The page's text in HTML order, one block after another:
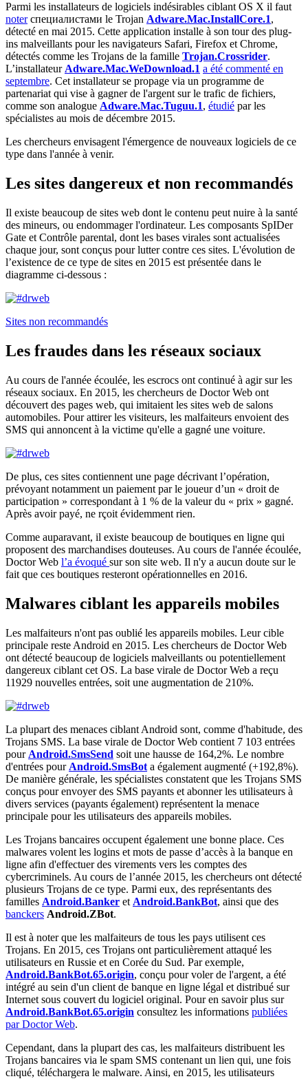
Parmi les installateurs de logiciels indésirables ciblant OS X il faut
noterспециалистами le Trojan Adware.Mac.InstallCore.1,
détecté en mai 2015. Cette application installe à son tour des plug-
ins malveillants pour les navigateurs Safari, Firefox et Chrome,
détectés comme les Trojans de la famille Trojan.Crossrider.
L’installateur Adware.Mac.WeDownload.1 a été commenté en
septembre. Cet installateur se propage via un programme de
partenariat qui vise à gagner de l'argent sur le trafic de fichiers,
comme son analogue Adware.Mac.Tuguu.1, étudié par les
spécialistes au mois de décembre 2015.
Les chercheurs envisagent l'émergence de nouveaux logiciels de ce
type dans l'année à venir.
Les sites dangereux et non recommandés
Il existe beaucoup de sites web dont le contenu peut nuire à la santé
des mineurs, ou endommager l'ordinateur. Les composants SpIDer
Gate et Contrôle parental, dont les bases virales sont actualisées
chaque jour, sont conçus pour lutter contre ces sites. L'évolution de
l’existence de ce type de sites en 2015 est présentée dans le
diagramme ci-dessous :
Sites non recommandés
Les fraudes dans les réseaux sociaux
Au cours de l'année écoulée, les escrocs ont continué à agir sur les
réseaux sociaux. En 2015, les chercheurs de Doctor Web ont
découvert des pages web, qui imitaient les sites web de salons
automobiles. Pour attirer les visiteurs, les malfaiteurs envoient des
SMS qui annoncent à la victime qu'elle a gagné une voiture.
De plus, ces sites contiennent une page décrivant l’opération,
prévoyant notamment un paiement par le joueur d’un « droit de
participation » correspondant à 1 % de la valeur du « prix » gagné.
Après avoir payé, ne rçoit évidemment rien.
Comme auparavant, il existe beaucoup de boutiques en ligne qui
proposent des marchandises douteuses. Au cours de l'année écoulée,
Doctor Web l’a évoqué sur son site web. Il n'y a aucun doute sur le
fait que ces boutiques resteront opérationnelles en 2016.
Malwares ciblant les appareils mobiles
Les malfaiteurs n'ont pas oublié les appareils mobiles. Leur cible
principale reste Android en 2015. Les chercheurs de Doctor Web
ont détecté beaucoup de logiciels malveillants ou potentiellement
dangereux ciblant cet OS. La base virale de Doctor Web a reçu
11929 nouvelles entrées, soit une augmentation de 210%.
La plupart des menaces ciblant Android sont, comme d'habitude, des
Trojans SMS. La base virale de Doctor Web contient 7 103 entrées
pour Android.SmsSend soit une hausse de 164,2%. Le nombre
d'entrées pour Android.SmsBot a également augmenté (+192,8%).
De manière générale, les spécialistes constatent que les Trojans SMS
conçus pour envoyer des SMS payants et abonner les utilisateurs à
divers services (payants également) représentent la menace
principale pour les utilisateurs des appareils mobiles.
Les Trojans bancaires occupent également une bonne place. Ces
malwares volent les logins et mots de passe d’accès à la banque en
ligne afin d'effectuer des virements vers les comptes des
cybercriminels. Au cours de l’année 2015, les chercheurs ont détecté
plusieurs Trojans de ce type. Parmi eux, des représentants des
familles Android.Banker et Android.BankBot, ainsi que des
banckers Android.ZBot.
Il est à noter que les malfaiteurs de tous les pays utilisent ces
Trojans. En 2015, ces Trojans ont particulièrement attaqué les
utilisateurs en Russie et en Corée du Sud. Par exemple,
Android.BankBot.65.origin, conçu pour voler de l'argent, a été
intégré au sein d'un client de banque en ligne légal et distribué sur
Internet sous couvert du logiciel original. Pour en savoir plus sur
Android.BankBot.65.origin consultez les informations publiées
par Doctor Web.
Cependant, dans la plupart des cas, les malfaiteurs distribuent les
Trojans bancaires via le spam SMS contenant un lien qui, une fois
cliqué, téléchargera le malware. Ainsi, en 2015, les utilisateurs